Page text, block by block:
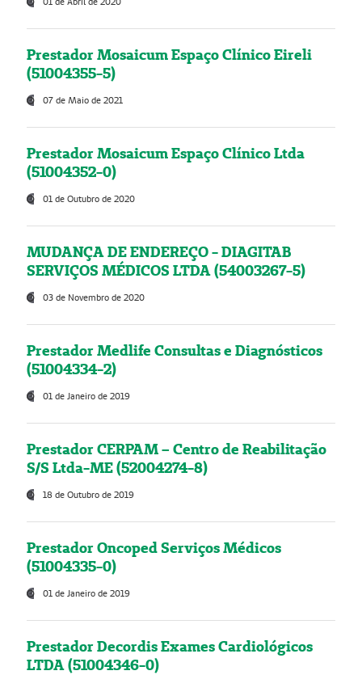
Prestador Mosaicum Espaço Clínico Eireli
(51004355-5)
07 de Maio de 2021
Prestador Mosaicum Espaço Clínico Ltda
(51004352-0)
01 de Outubro de 2020
MUDANÇA DE ENDEREÇO - DIAGITAB
SERVIÇOS MÉDICOS LTDA (54003267-5)
03 de Novembro de 2020
Prestador Medlife Consultas e Diagnósticos
(51004334-2)
01 de Janeiro de 2019
Prestador CERPAM – Centro de Reabilitação
S/S Ltda-ME (52004274-8)
18 de Outubro de 2019
Prestador Oncoped Serviços Médicos
(51004335-0)
01 de Janeiro de 2019
Prestador Decordis Exames Cardiológicos
LTDA (51004346-0)